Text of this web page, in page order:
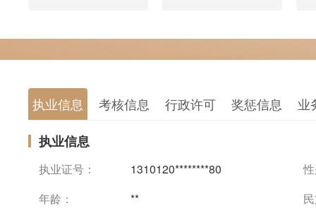
执业信息 考核信息 行政许可 奖惩信息 业
执业信息
执业证号： 1310120********80
年龄：
**